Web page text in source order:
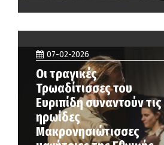
07-02-2026
Οι τραγικές
Τρωαδίτισσες του
Ευριπίδη συναντούν τις
ηρωίδες
Μακρoνησιώτισσες